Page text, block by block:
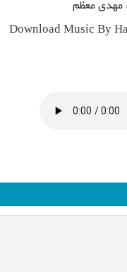
مهدی معظم
Download Music By